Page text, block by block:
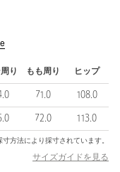
を加えることで、文
パッチワークもアップ
されるファッション
り もも周り ヒップ
71.0 108.0
72.0 113.0
方法により採寸されています。
サイズガイドを見る